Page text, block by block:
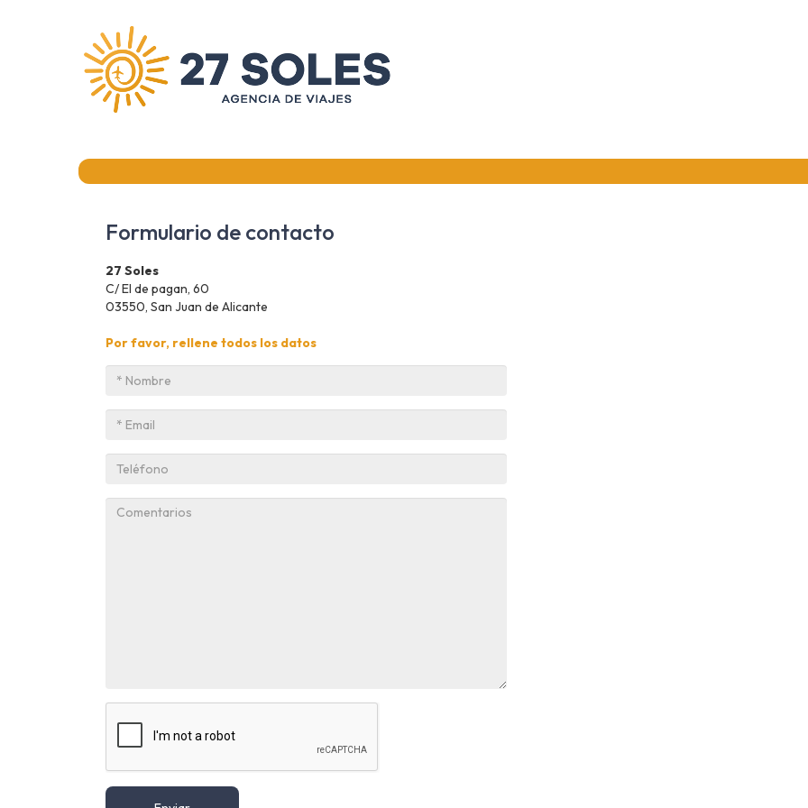
Formulario de contacto
27 Soles
C/ El de pagan, 60
03550, San Juan de Alicante
Por favor, rellene todos los datos